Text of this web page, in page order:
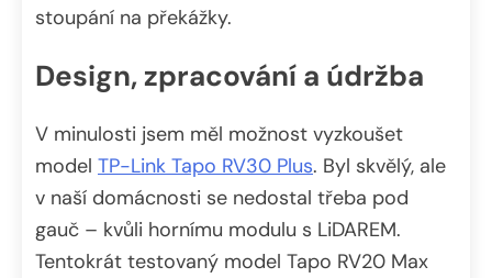
stoupání na překážky.
Design, zpracování a údržba
V minulosti jsem měl možnost vyzkoušet
model TP-Link Tapo RV30 Plus. Byl skvělý, ale
v naší domácnosti se nedostal třeba pod
gauč – kvůli hornímu modulu s LiDAREM.
Tentokrát testovaný model Tapo RV20 Max